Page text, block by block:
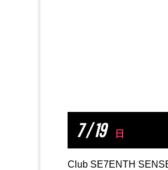
7 / 19 日
Club SE7ENTH